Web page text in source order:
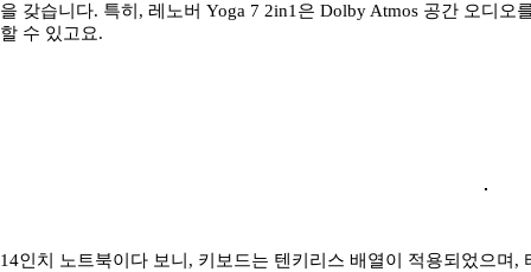
을 갖습니다. 특히, 레노버 Yoga 7 2in1은 Dolby Atmos 공간 오디
할 수 있고요.
14인치 노트북이다 보니, 키보드는 텐키리스 배열이 적용되었으며